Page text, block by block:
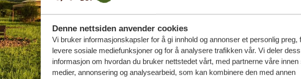
Denne nettsiden anvender cookies
Vi bruker informasjonskapsler for å gi innhold og annonser et personlig preg,
levere sosiale mediefunksjoner og for å analysere trafikken vår. Vi deler
informasjon om hvordan du bruker nettstedet vårt, med partnerne våre innen
medier, annonsering og analysearbeid, som kan kombinere den med annen